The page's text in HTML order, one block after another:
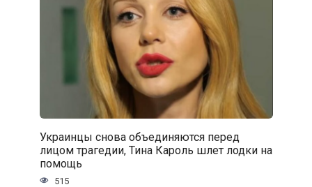
Украинцы снова объединяются перед
лицом трагедии, Тина Кароль шлет лодки на
помощь
515